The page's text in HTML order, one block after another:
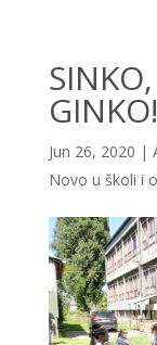
GINKO!
Jun 26, 2020 |
Novo u školi i